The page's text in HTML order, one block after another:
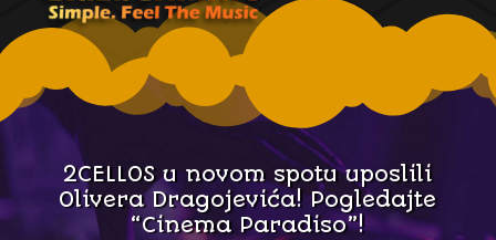
2CELLOS u novom spotu uposlili
Olivera Dragojevića! Pogledajte
“Cinema Paradiso”!